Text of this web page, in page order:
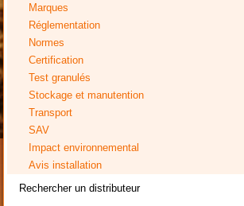
Marques
Réglementation
Normes
Certification
Test granulés
Stockage et manutention
Transport
SAV
Impact environnemental
Avis installation
Rechercher un distributeur